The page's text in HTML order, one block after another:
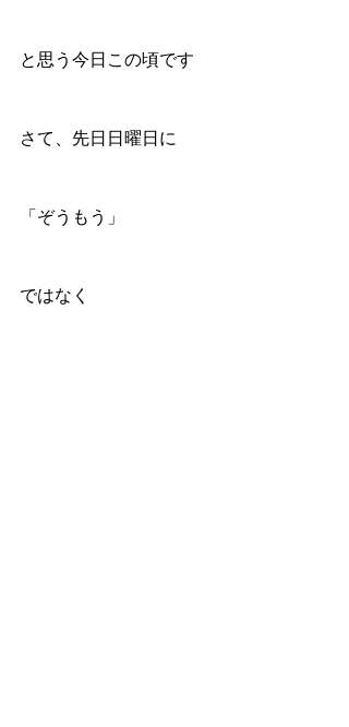
と思う今日この頃です
さて、先日日曜日に
「ぞうもう」
ではなく